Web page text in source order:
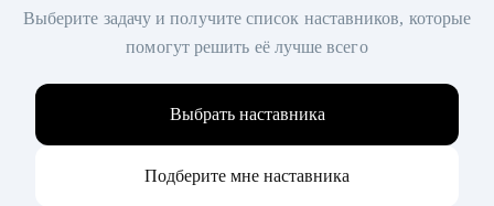
Выберите задачу и получите список наставников, которые
помогут решить её лучше всего
Выбрать наставника
Подберите мне наставника